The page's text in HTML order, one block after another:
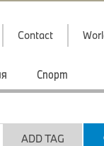
Contact
Спорт
ADD TAG